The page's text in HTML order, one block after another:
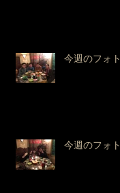
今週のフォ
今週のフォ